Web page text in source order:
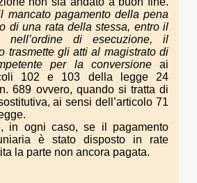
mancato pagamento della pena
di una rata della stessa, entro il
nell’ordine di esecuzione, il
trasmette gli atti al magistrato di
per la conversioneai
102 e 103 della legge 24
689 ovvero, quando si tratta di
ai sensi dell’articolo 71
in ogni caso, se il pagamento
è stato disposto in rate
la parte non ancora pagata.